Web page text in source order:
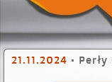
21.11.2024 •